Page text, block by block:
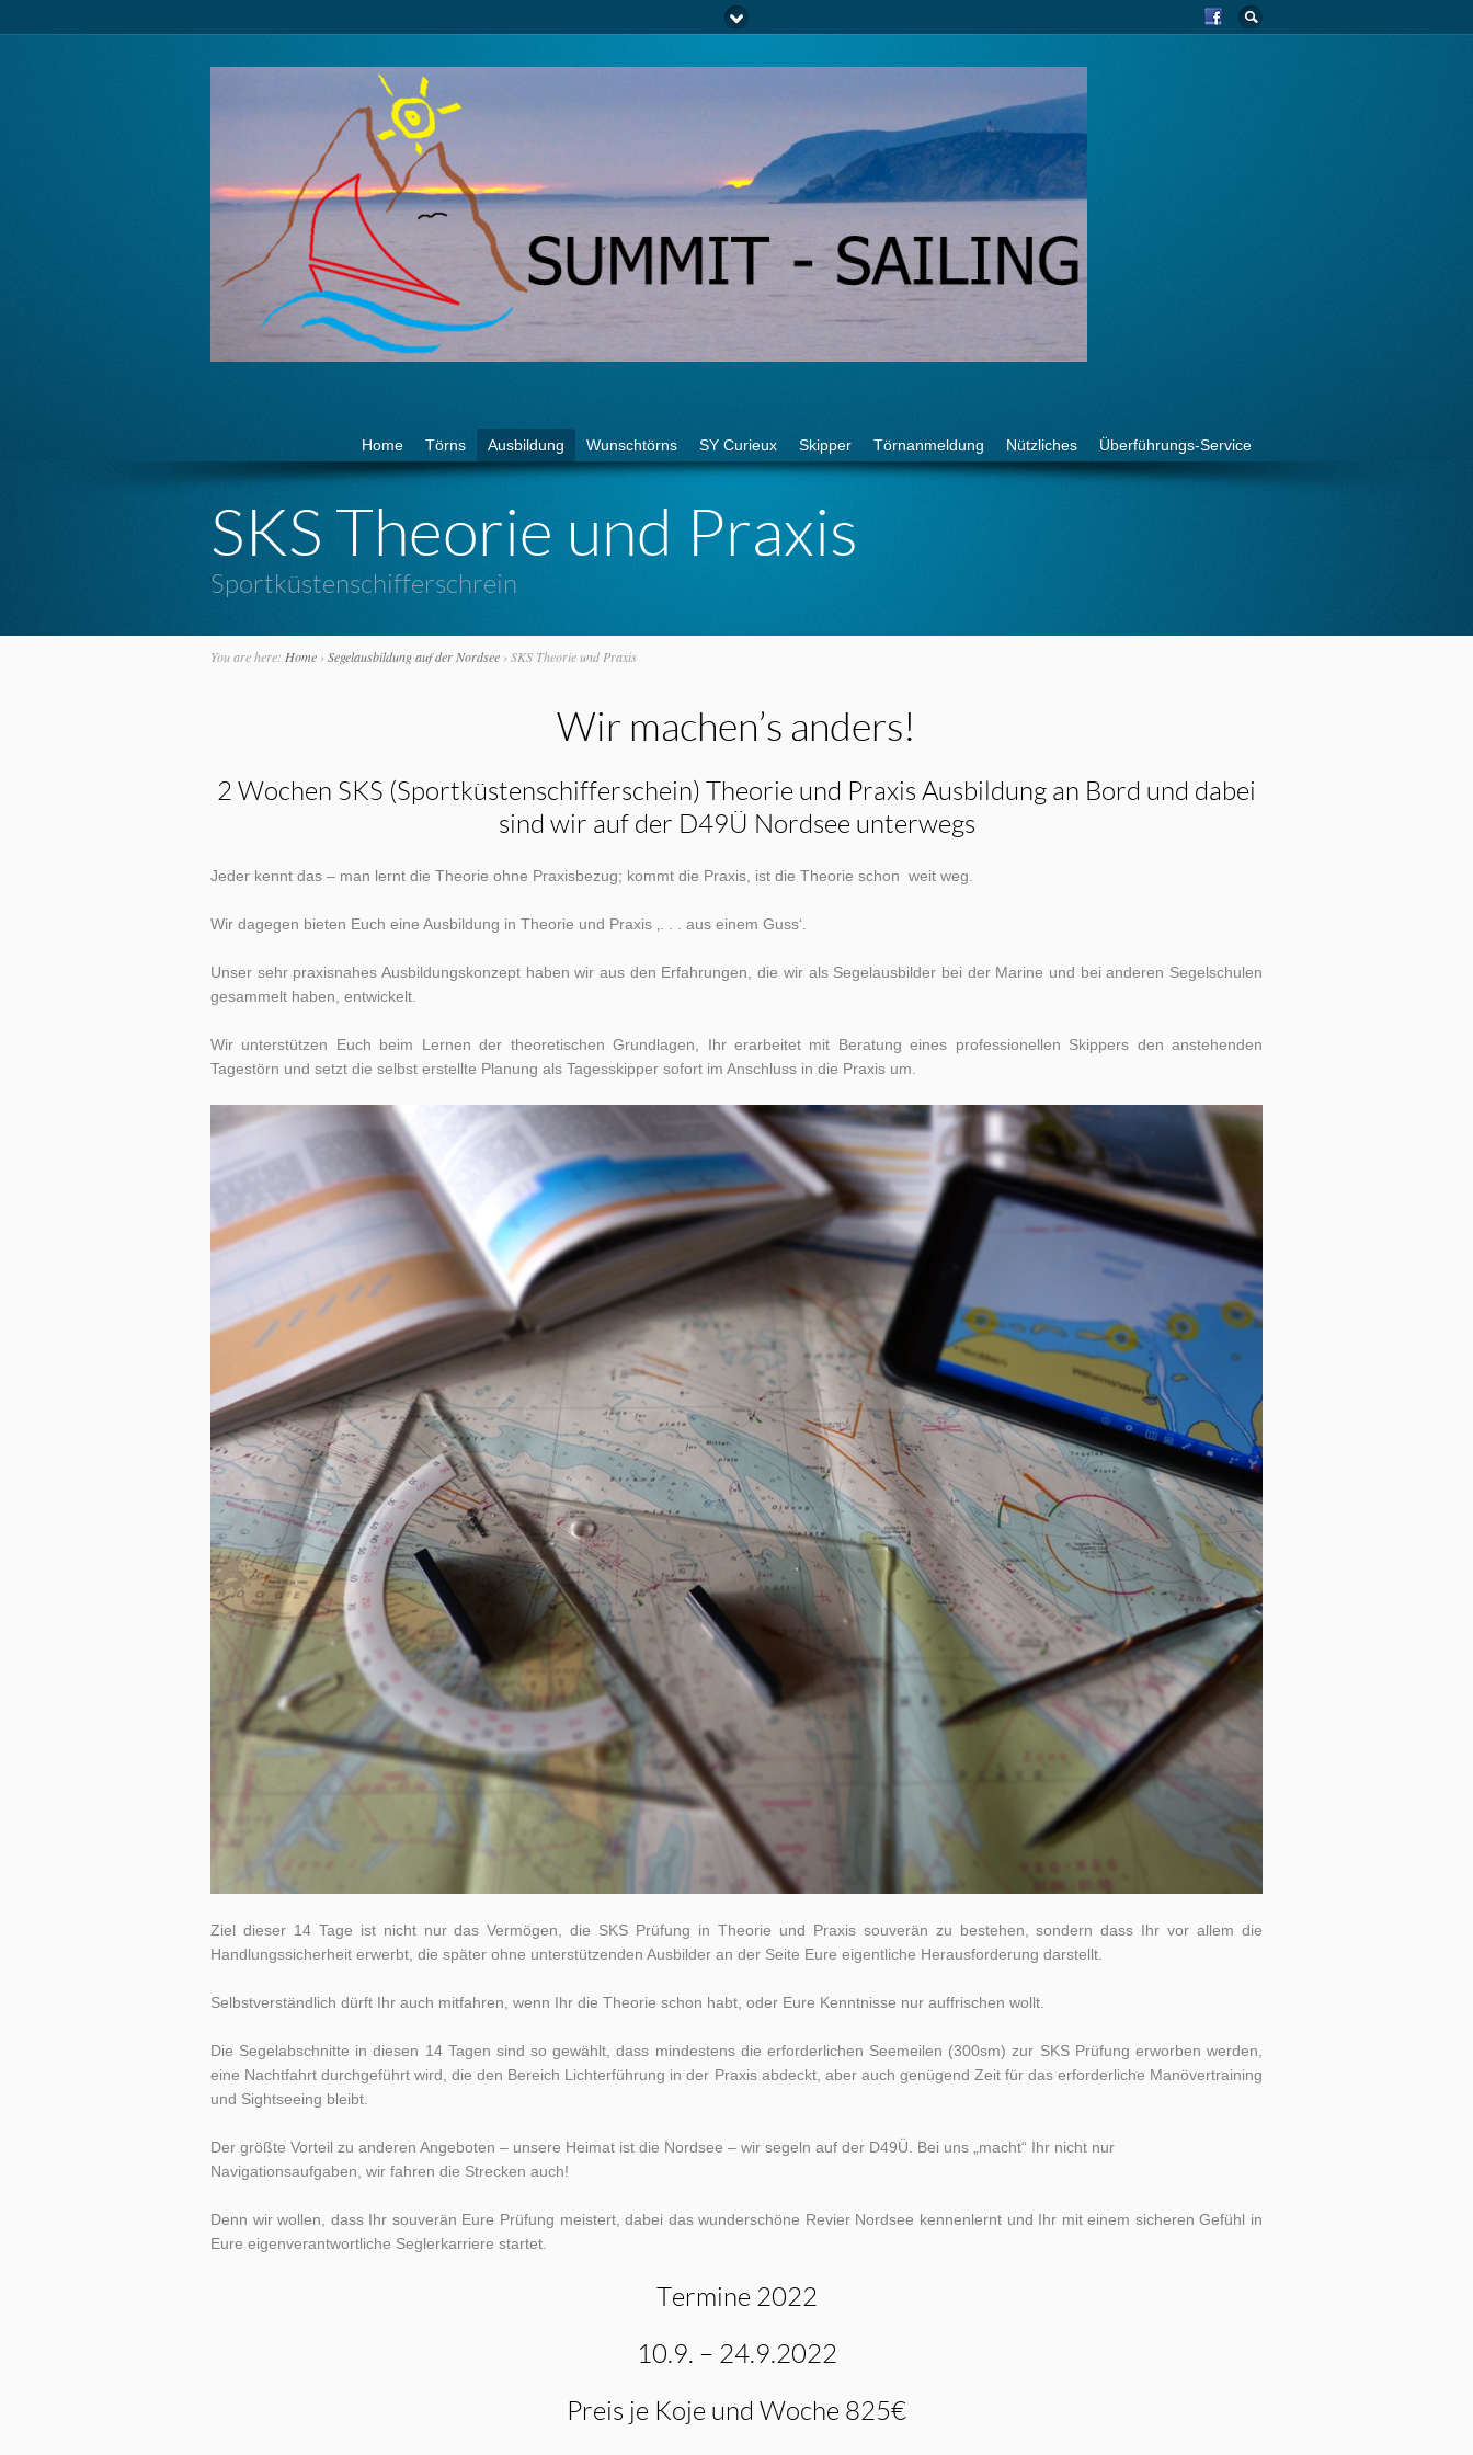
Go to:
Home Törns Ausbildung Wunschtörns SY Curieux Skipper Törnanmeldung Nützliches Überführungs-Service
SKS Theorie und Praxis
Sportküstenschifferschrein
You are here: Home › Segelausbildung auf der Nordsee › SKS Theorie und Praxis
Wir machen’s anders!
2 Wochen SKS (Sportküstenschifferschein) Theorie und Praxis Ausbildung an Bord und dabei
sind wir auf der D49Ü Nordsee unterwegs
Jeder kennt das – man lernt die Theorie ohne Praxisbezug; kommt die Praxis, ist die Theorie schon weit weg.
Wir dagegen bieten Euch eine Ausbildung in Theorie und Praxis ‚. . . aus einem Guss‘.
Unser sehr praxisnahes Ausbildungskonzept haben wir aus den Erfahrungen, die wir als Segelausbilder bei der Marine und bei anderen Segelschulen
gesammelt haben, entwickelt.
Wir unterstützen Euch beim Lernen der theoretischen Grundlagen, Ihr erarbeitet mit Beratung eines professionellen Skippers den anstehenden
Tagestörn und setzt die selbst erstellte Planung als Tagesskipper sofort im Anschluss in die Praxis um.
Ziel dieser 14 Tage ist nicht nur das Vermögen, die SKS Prüfung in Theorie und Praxis souverän zu bestehen, sondern dass Ihr vor allem die
Handlungssicherheit erwerbt, die später ohne unterstützenden Ausbilder an der Seite Eure eigentliche Herausforderung darstellt.
Selbstverständlich dürft Ihr auch mitfahren, wenn Ihr die Theorie schon habt, oder Eure Kenntnisse nur auffrischen wollt.
Die Segelabschnitte in diesen 14 Tagen sind so gewählt, dass mindestens die erforderlichen Seemeilen (300sm) zur SKS Prüfung erworben werden,
eine Nachtfahrt durchgeführt wird, die den Bereich Lichterführung in der Praxis abdeckt, aber auch genügend Zeit für das erforderliche Manövertraining
und Sightseeing bleibt.
Der größte Vorteil zu anderen Angeboten – unsere Heimat ist die Nordsee – wir segeln auf der D49Ü. Bei uns „macht“ Ihr nicht nur
Navigationsaufgaben, wir fahren die Strecken auch!
Denn wir wollen, dass Ihr souverän Eure Prüfung meistert, dabei das wunderschöne Revier Nordsee kennenlernt und Ihr mit einem sicheren Gefühl in
Eure eigenverantwortliche Seglerkarriere startet.
Termine 2022
10.9. – 24.9.2022
Preis je Koje und Woche 825€